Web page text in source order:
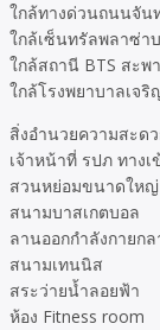
ใกล้ทางด่วนถนนจัน
ใกล้เซ็นทรัลพลาซ่า
ใกล้สถานี BTS สะพ
ใกล้โรงพยาบาลเจ
สิ่งอำนวยความสะด
เจ้าหน้าที่ รปภ ทางเ
สวนหย่อมขนาดใหญ่
สนามบาสเกตบอล
ลานออกกำลังกายกล
สนามเทนนิส
สระว่ายน้ำลอยฟ้า
ห้อง Fitness room